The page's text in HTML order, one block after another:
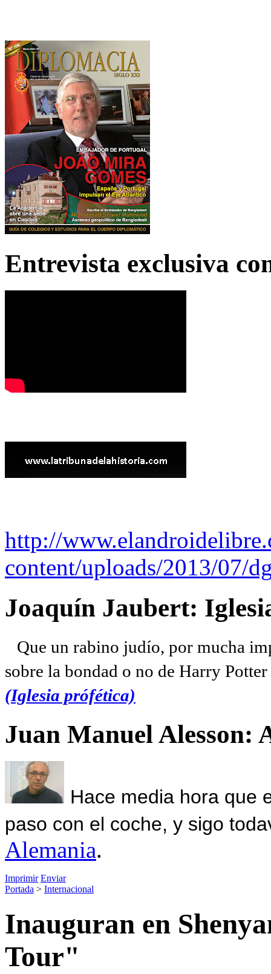
Entrevista exclusiva
http://
content/uploads/2013/07/
Joaquín Jaubert:
Que un rabino judío, por mucha
sobre la bondad o no de Harry
(Iglesia prófética)
Juan Manuel Alesson:
Hace media hora que
paso con el coche, y sigo
Alemania.
Imprimir Enviar
Portada > Internacional
Inauguran en
Tour"